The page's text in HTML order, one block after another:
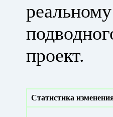
проект.
Статистика